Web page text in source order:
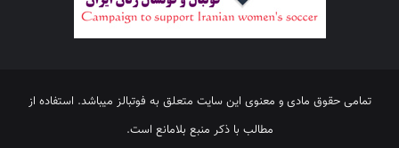
تمامی حقوق مادی و معنوی این سایت متعلق به فوتبالز میباشد. استفاده از
مطالب با ذکر منبع بلامانع است.